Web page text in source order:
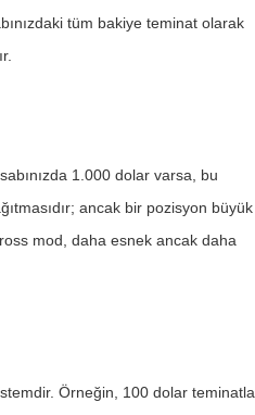
tüm bakiye teminat olarak
1.000 dolar varsa, bu
ancak bir pozisyon büyük
mod, daha esnek ancak daha
Örneğin, 100 dolar teminatla